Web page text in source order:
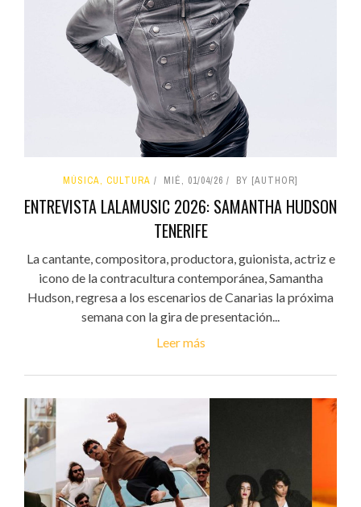
MÚSICA, CULTURA MIÉ, 01/04/26 BY [AUTHOR]
ENTREVISTA LALAMUSIC 2026: SAMANTHA HUDSON
TENERIFE
La cantante, compositora, productora, guionista, actriz e
icono de la contracultura contemporánea, Samantha
Hudson, regresa a los escenarios de Canarias la próxima
semana con la gira de presentación...
Leer más